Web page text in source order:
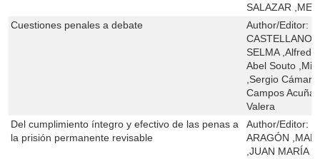
SALAZAR
Cuestiones penales a debate
Author/Editor:
CASTELLANO
SELMA
Abel Souto
,Sergio
Campos Acuña
Valera
Del cumplimiento íntegro y efectivo de las penas a
la prisión permanente revisable
Author/Editor:
ARAGÓN
,JUAN MARÍA